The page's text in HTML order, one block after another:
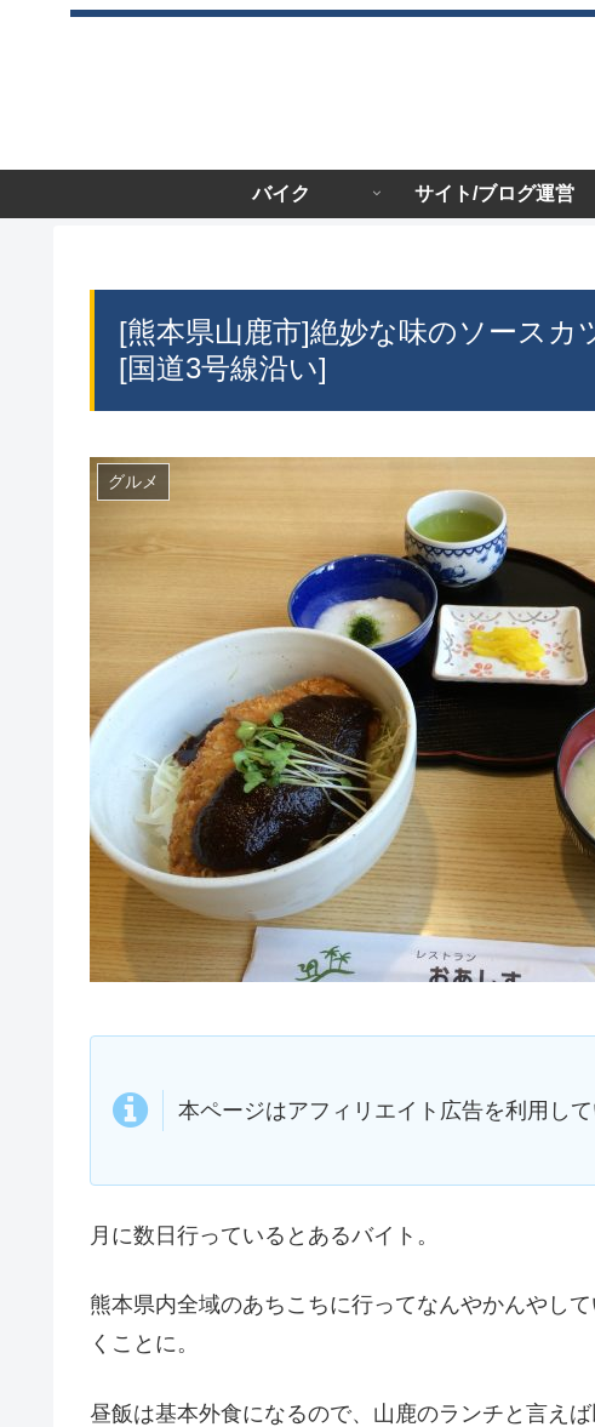
バイク サイト/ブログ運営
[熊本県山鹿市]絶妙な味のソースカ
[国道3号線沿い]
グルメ
本ページはアフィリエイト広告を利用し
月に数日行っているとあるバイト。
熊本県内全域のあちこちに行ってなんやかんやし
くことに。
昼飯は基本外食になるので、山鹿のランチと言え